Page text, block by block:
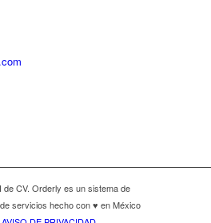
CV. Orderly es un sistema de
servicios hecho con ♥ en México